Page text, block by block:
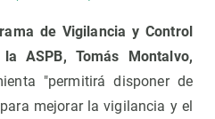
de Vigilancia y Control
ASPB, Tomás Montalvo,
"permitirá disponer de
mejorar la vigilancia y el